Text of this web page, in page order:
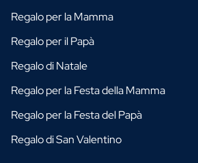
Regalo per la Mamma
Regalo per il Papà
Regalo di Natale
Regalo per la Festa della Mamma
Regalo per la Festa del Papà
Regalo di San Valentino